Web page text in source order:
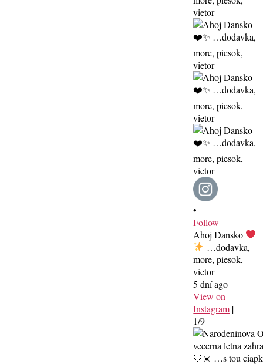
•
Follow
Ahoj Dansko
…dodavka,
more, piesok,
vietor
5 dní ago
View on
Instagram |
1/9